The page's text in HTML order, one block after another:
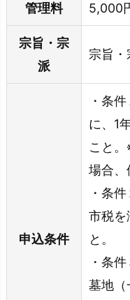
管理料 5,000
宗旨・宗
派
宗旨・
申込条件
・条
に、1
こと
場合、
・条
市税を
と。
・条
墓地（